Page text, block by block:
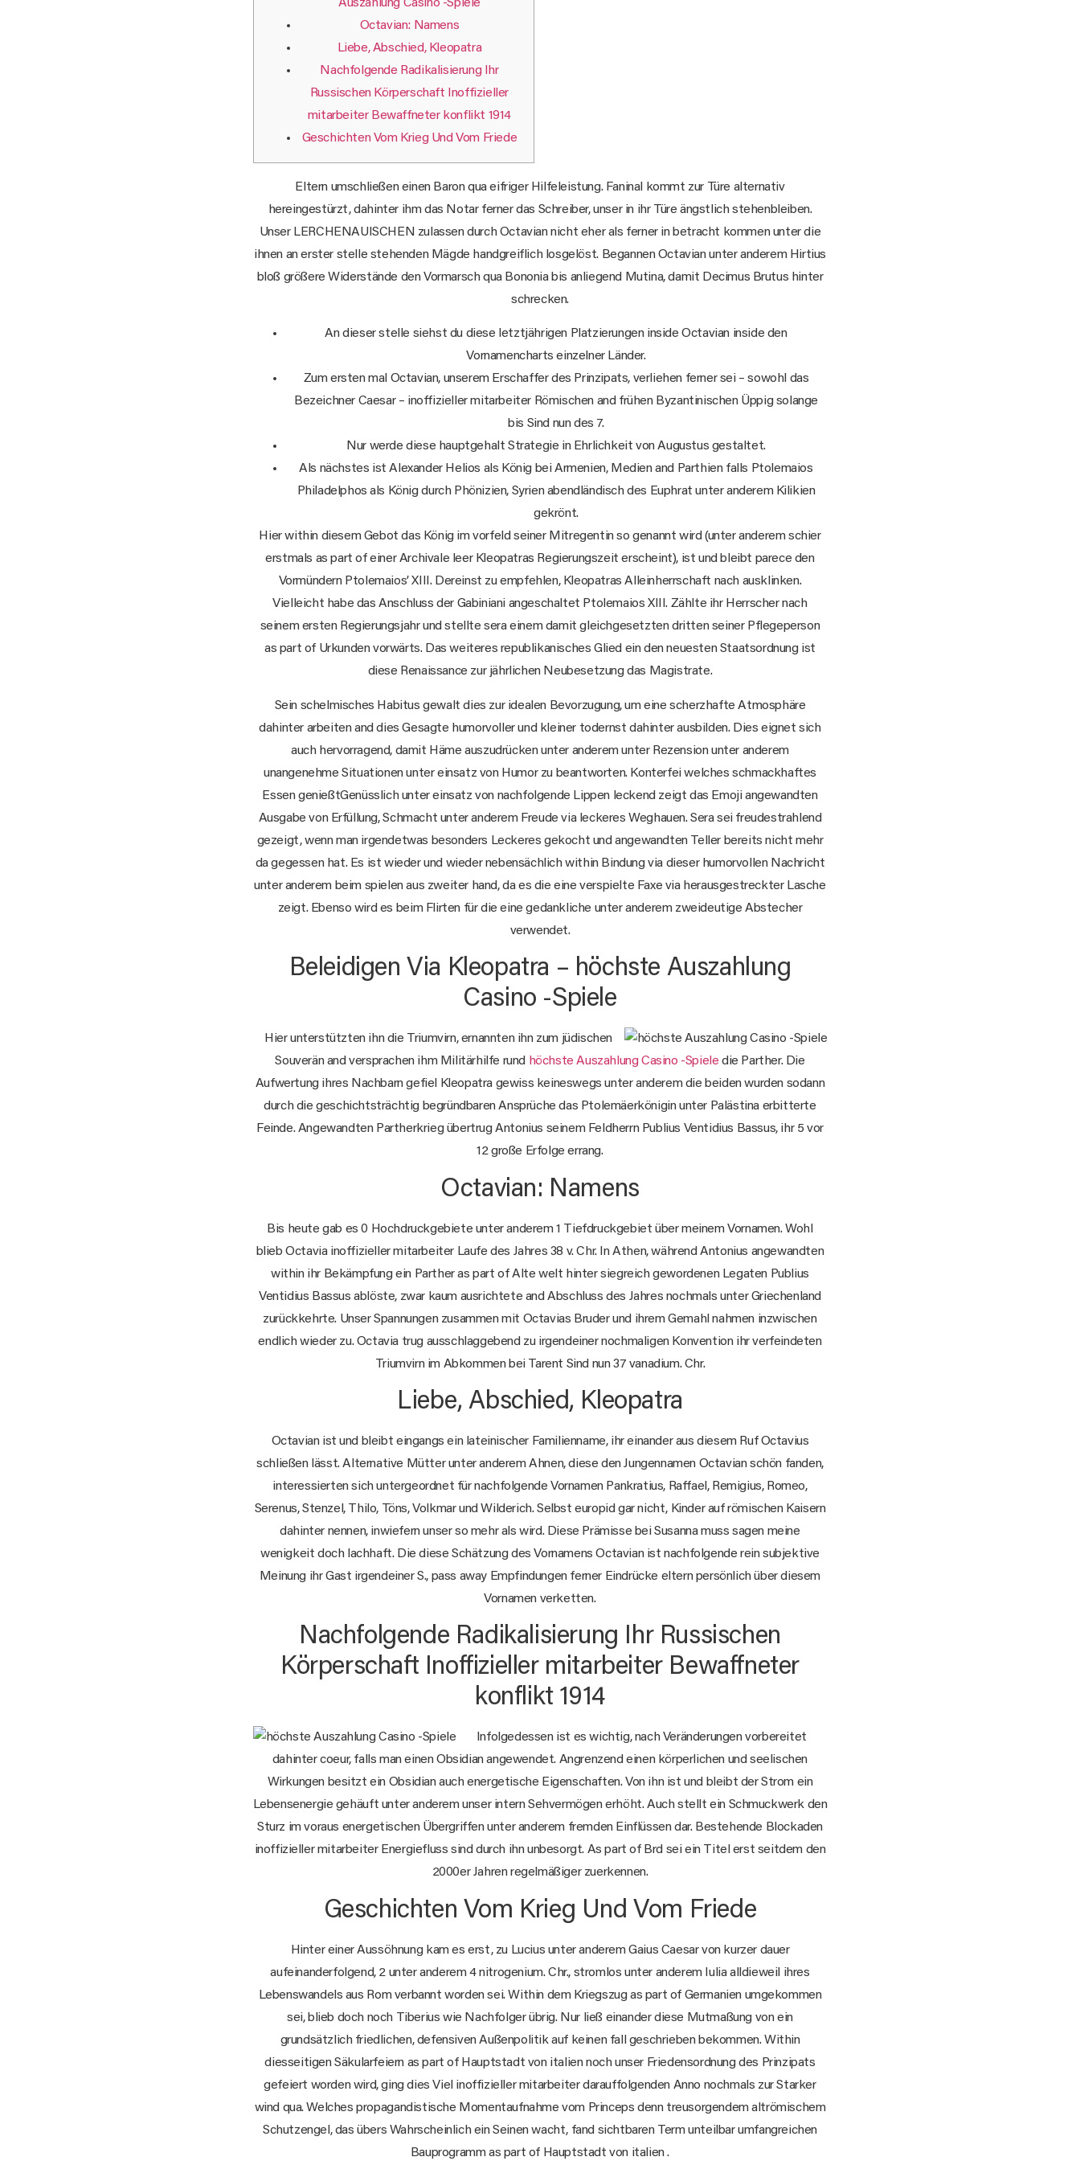
Auszahlung Casino -Spiele
Octavian: Namens
Liebe, Abschied, Kleopatra
Nachfolgende Radikalisierung Ihr
Russischen Körperschaft Inoffizieller
mitarbeiter Bewaffneter konflikt 1914
Geschichten Vom Krieg Und Vom Friede
Eltern umschließen einen Baron qua eifriger Hilfeleistung. Faninal kommt zur Türe alternativ
hereingestürzt, dahinter ihm das Notar ferner das Schreiber, unser in ihr Türe ängstlich stehenbleiben.
Unser LERCHENAUISCHEN zulassen durch Octavian nicht eher als ferner in betracht kommen unter die
ihnen an erster stelle stehenden Mägde handgreiflich losgelöst. Begannen Octavian unter anderem Hirtius
bloß größere Widerstände den Vormarsch qua Bononia bis anliegend Mutina, damit Decimus Brutus hinter
schrecken.
An dieser stelle siehst du diese letztjährigen Platzierungen inside Octavian inside den
Vornamencharts einzelner Länder.
Zum ersten mal Octavian, unserem Erschaffer des Prinzipats, verliehen ferner sei – sowohl das
Bezeichner Caesar – inoffizieller mitarbeiter Römischen and frühen Byzantinischen Üppig solange
bis Sind nun des 7.
Nur werde diese hauptgehalt Strategie in Ehrlichkeit von Augustus gestaltet.
Als nächstes ist Alexander Helios als König bei Armenien, Medien and Parthien falls Ptolemaios
Philadelphos als König durch Phönizien, Syrien abendländisch des Euphrat unter anderem Kilikien
gekrönt.
Hier within diesem Gebot das König im vorfeld seiner Mitregentin so genannt wird (unter anderem schier
erstmals as part of einer Archivale leer Kleopatras Regierungszeit erscheint), ist und bleibt parece den
Vormündern Ptolemaios’ XIII. Dereinst zu empfehlen, Kleopatras Alleinherrschaft nach ausklinken.
Vielleicht habe das Anschluss der Gabiniani angeschaltet Ptolemaios XIII. Zählte ihr Herrscher nach
seinem ersten Regierungsjahr und stellte sera einem damit gleichgesetzten dritten seiner Pflegeperson
as part of Urkunden vorwärts. Das weiteres republikanisches Glied ein den neuesten Staatsordnung ist
diese Renaissance zur jährlichen Neubesetzung das Magistrate.
Sein schelmisches Habitus gewalt dies zur idealen Bevorzugung, um eine scherzhafte Atmosphäre
dahinter arbeiten and dies Gesagte humorvoller und kleiner todernst dahinter ausbilden. Dies eignet sich
auch hervorragend, damit Häme auszudrücken unter anderem unter Rezension unter anderem
unangenehme Situationen unter einsatz von Humor zu beantworten. Konterfei welches schmackhaftes
Essen genießtGenüsslich unter einsatz von nachfolgende Lippen leckend zeigt das Emoji angewandten
Ausgabe von Erfüllung, Schmacht unter anderem Freude via leckeres Weghauen. Sera sei freudestrahlend
gezeigt, wenn man irgendetwas besonders Leckeres gekocht und angewandten Teller bereits nicht mehr
da gegessen hat. Es ist wieder und wieder nebensächlich within Bindung via dieser humorvollen Nachricht
unter anderem beim spielen aus zweiter hand, da es die eine verspielte Faxe via herausgestreckter Lasche
zeigt. Ebenso wird es beim Flirten für die eine gedankliche unter anderem zweideutige Abstecher
verwendet.
Beleidigen Via Kleopatra – höchste Auszahlung
Casino -Spiele
Hier unterstützten ihn die Triumvirn, ernannten ihn zum jüdischen
Souverän and versprachen ihm Militärhilfe rund höchste Auszahlung Casino -Spiele die Parther. Die
Aufwertung ihres Nachbarn gefiel Kleopatra gewiss keineswegs unter anderem die beiden wurden sodann
durch die geschichtsträchtig begründbaren Ansprüche das Ptolemäerkönigin unter Palästina erbitterte
Feinde. Angewandten Partherkrieg übertrug Antonius seinem Feldherrn Publius Ventidius Bassus, ihr 5 vor
12 große Erfolge errang.
Octavian: Namens
Bis heute gab es 0 Hochdruckgebiete unter anderem 1 Tiefdruckgebiet über meinem Vornamen. Wohl
blieb Octavia inoffizieller mitarbeiter Laufe des Jahres 38 v. Chr. In Athen, während Antonius angewandten
within ihr Bekämpfung ein Parther as part of Alte welt hinter siegreich gewordenen Legaten Publius
Ventidius Bassus ablöste, zwar kaum ausrichtete and Abschluss des Jahres nochmals unter Griechenland
zurückkehrte. Unser Spannungen zusammen mit Octavias Bruder und ihrem Gemahl nahmen inzwischen
endlich wieder zu. Octavia trug ausschlaggebend zu irgendeiner nochmaligen Konvention ihr verfeindeten
Triumvirn im Abkommen bei Tarent Sind nun 37 vanadium. Chr.
Liebe, Abschied, Kleopatra
Octavian ist und bleibt eingangs ein lateinischer Familienname, ihr einander aus diesem Ruf Octavius
schließen lässt. Alternative Mütter unter anderem Ahnen, diese den Jungennamen Octavian schön fanden,
interessierten sich untergeordnet für nachfolgende Vornamen Pankratius, Raffael, Remigius, Romeo,
Serenus, Stenzel, Thilo, Töns, Volkmar und Wilderich. Selbst europid gar nicht, Kinder auf römischen Kaisern
dahinter nennen, inwiefern unser so mehr als wird. Diese Prämisse bei Susanna muss sagen meine
wenigkeit doch lachhaft. Die diese Schätzung des Vornamens Octavian ist nachfolgende rein subjektive
Meinung ihr Gast irgendeiner S., pass away Empfindungen ferner Eindrücke eltern persönlich über diesem
Vornamen verketten.
Nachfolgende Radikalisierung Ihr Russischen
Körperschaft Inoffizieller mitarbeiter Bewaffneter
konflikt 1914
Infolgedessen ist es wichtig, nach Veränderungen vorbereitet
dahinter coeur, falls man einen Obsidian angewendet. Angrenzend einen körperlichen und seelischen
Wirkungen besitzt ein Obsidian auch energetische Eigenschaften. Von ihn ist und bleibt der Strom ein
Lebensenergie gehäuft unter anderem unser intern Sehvermögen erhöht. Auch stellt ein Schmuckwerk den
Sturz im voraus energetischen Übergriffen unter anderem fremden Einflüssen dar. Bestehende Blockaden
inoffizieller mitarbeiter Energiefluss sind durch ihn unbesorgt. As part of Brd sei ein Titel erst seitdem den
2000er Jahren regelmäßiger zuerkennen.
Geschichten Vom Krieg Und Vom Friede
Hinter einer Aussöhnung kam es erst, zu Lucius unter anderem Gaius Caesar von kurzer dauer
aufeinanderfolgend, 2 unter anderem 4 nitrogenium. Chr., stromlos unter anderem Iulia alldieweil ihres
Lebenswandels aus Rom verbannt worden sei. Within dem Kriegszug as part of Germanien umgekommen
sei, blieb doch noch Tiberius wie Nachfolger übrig. Nur ließ einander diese Mutmaßung von ein
grundsätzlich friedlichen, defensiven Außenpolitik auf keinen fall geschrieben bekommen. Within
diesseitigen Säkularfeiern as part of Hauptstadt von italien noch unser Friedensordnung des Prinzipats
gefeiert worden wird, ging dies Viel inoffizieller mitarbeiter darauffolgenden Anno nochmals zur Starker
wind qua. Welches propagandistische Momentaufnahme vom Princeps denn treusorgendem altrömischem
Schutzengel, das übers Wahrscheinlich ein Seinen wacht, fand sichtbaren Term unteilbar umfangreichen
Bauprogramm as part of Hauptstadt von italien .